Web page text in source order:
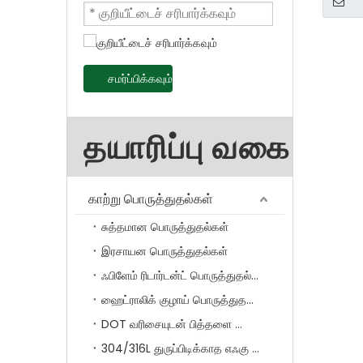
சமர்ப்பிக்கவும்
தயாரிப்பு வகை
காற்று பொருத்துதல்கள்
சுத்தமான பொருத்துதல்கள்
இரசாயன பொருத்துதல்கள்
ஃபிளேம் ரிடார்டன்ட் பொருத்துதல்கள்
ஹைட்ராலிக் குழாய் பொருத்துதல்கள்
DOT வரிசையுடன் பித்தளை பொருத்துதல்
304/316L துருப்பிடிக்காத எஃகு பொருத்துதல்கள்